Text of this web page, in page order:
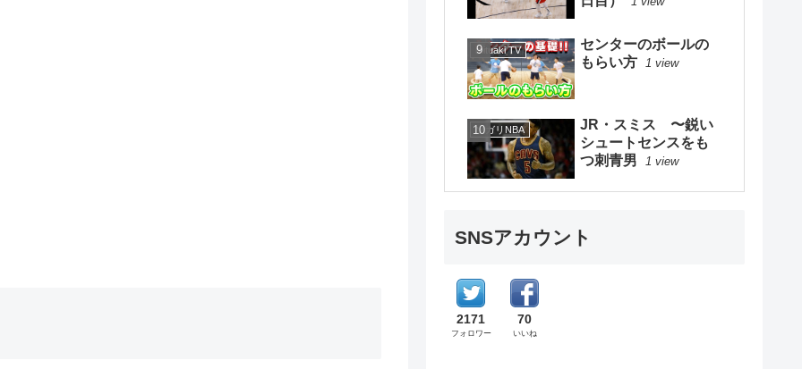
mituaki TV
センターのボールの
もらい方 1 view
ソガリNBA
JR・スミス 〜鋭い
シュートセンスをも
つ刺青男
1 view
SNSアカウント
2171
フォロワー
70
いいね